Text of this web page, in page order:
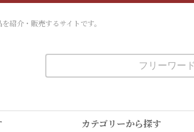
紹介・販売するサイトです。
カテゴリーから探す